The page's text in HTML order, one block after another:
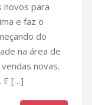
novos para
e faz o
do
na área de
novas.
E […]